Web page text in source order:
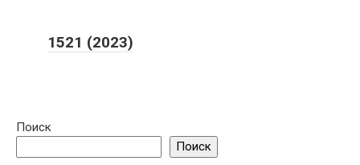
1521 (2023)
Поиск
Поиск